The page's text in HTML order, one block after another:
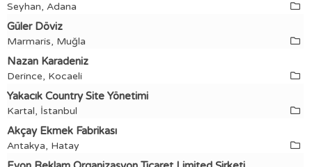
Seyhan, Adana
Güler Döviz
Marmaris, Muğla
Nazan Karadeniz
Derince, Kocaeli
Yakacık Country Site Yönetimi
Kartal, İstanbul
Akçay Ekmek Fabrikası
Antakya, Hatay